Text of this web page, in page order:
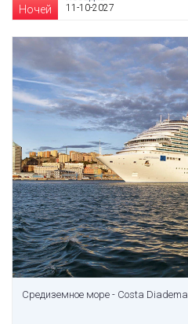
Ночей
11-10-2027
Средиземное море - Costa Diadema